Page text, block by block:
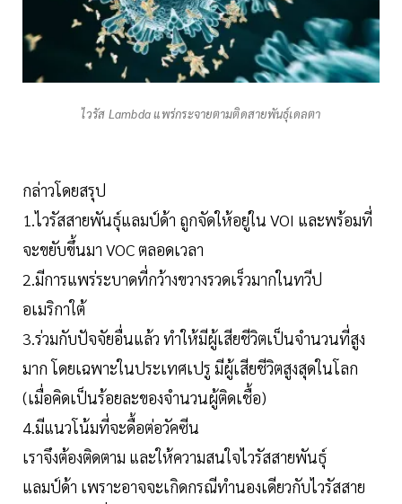
ไวรัส Lambda แพร่กระจายตามติดสายพันธุ์เดลตา
กล่าวโดยสรุป
1.ไวรัสสายพันธุ์แลมป์ด้า ถูกจัดให้อยู่ใน VOI และพร้อมที่
จะขยับขึ้นมา VOC ตลอดเวลา
2.มีการแพร่ระบาดที่กว้างขวางรวดเร็วมากในทวีป
อเมริกาใต้
3.ร่วมกับปัจจัยอื่นแล้ว ทำให้มีผู้เสียชีวิตเป็นจำนวนที่สูง
มาก โดยเฉพาะในประเทศเปรู มีผู้เสียชีวิตสูงสุดในโลก
(เมื่อคิดเป็นร้อยละของจำนวนผู้ติดเชื้อ)
4.มีแนวโน้มที่จะดื้อต่อวัคซีน
เราจึงต้องติดตาม และให้ความสนใจไวรัสสายพันธุ์
แลมป์ด้า เพราะอาจจะเกิดกรณีทำนองเดียวกับไวรัสสาย